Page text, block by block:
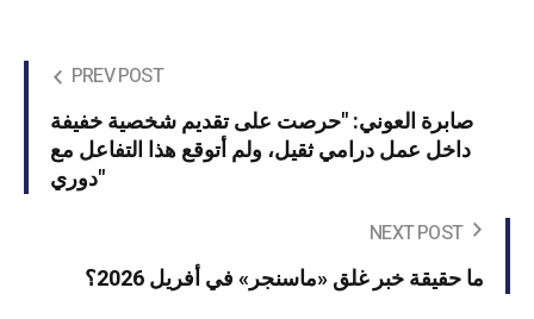
PREV POST
صابرة العوني: "حرصت على تقديم شخصية خفيفة
داخل عمل درامي ثقيل، ولم أتوقع هذا التفاعل مع
دوري"
NEXT POST
ما حقيقة خبر غلق «ماسنجر» في أفريل 2026؟